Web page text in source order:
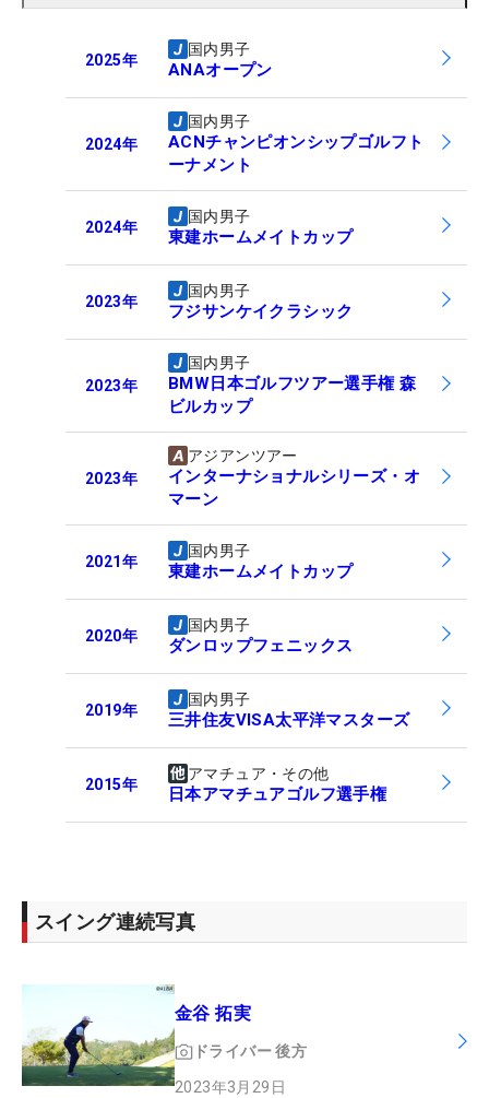
2025年
国内男子
ANAオープン
2024年
国内男子
ACNチャンピオンシップゴルフト
ーナメント
2024年
国内男子
東建ホームメイトカップ
2023年
国内男子
フジサンケイクラシック
2023年
国内男子
BMW日本ゴルフツアー選手権 森
ビルカップ
2023年
アジアンツアー
インターナショナルシリーズ・オ
マーン
2021年
国内男子
東建ホームメイトカップ
2020年
国内男子
ダンロップフェニックス
2019年
国内男子
三井住友VISA太平洋マスターズ
2015年
アマチュア・その他
日本アマチュアゴルフ選手権
スイング連続写真
金谷 拓実
ドライバー 後方
2023年3月29日